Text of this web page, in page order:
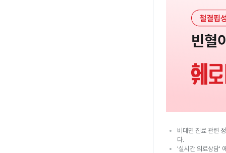
비대면 진료 관련
다.
'실시간 의료상담'